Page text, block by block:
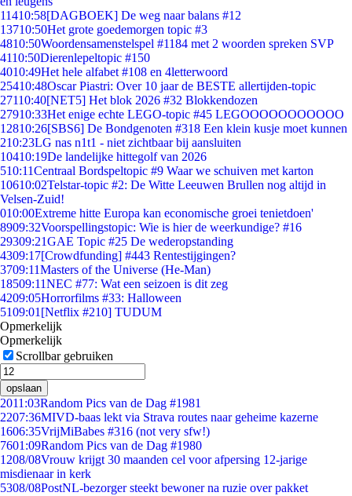
11410:58[DAGBOEK] De weg naar balans #12
13710:50Het grote goedemorgen topic #3
4810:50Woordensamenstelspel #1184 met 2 woorden spreken SVP
4110:50Dierenlepeltopic #150
4010:49Het hele alfabet #108 en 4letterwoord
25410:48Oscar Piastri: Over 10 jaar de BESTE allertijden-topic
27110:40[NET5] Het blok 2026 #32 Blokkendozen
27910:33Het enige echte LEGO-topic #45 LEGOOOOOOOOOOO
12810:26[SBS6] De Bondgenoten #318 Een klein kusje moet kunnen
210:23LG nas n1t1 - niet zichtbaar bij aansluiten
10410:19De landelijke hittegolf van 2026
510:11Centraal Bordspeltopic #9 Waar we schuiven met karton
10610:02Telstar-topic #2: De Witte Leeuwen Brullen nog altijd in
Velsen-Zuid!
010:00Extreme hitte Europa kan economische groei tenietdoen'
8909:32Voorspellingstopic: Wie is hier de weerkundige? #16
29309:21GAE Topic #25 De wederopstanding
4309:17[Crowdfunding] #443 Rentestijgingen?
3709:11Masters of the Universe (He-Man)
18509:11NEC #77: Wat een seizoen is dit zeg
4209:05Horrorfilms #33: Halloween
5109:01 [Netflix #210] TUDUM
Opmerkelijk
Opmerkelijk
Scrollbar gebruiken
opslaan
2011:03Random Pics van de Dag #1981
2207:36MIVD-baas lekt via Strava routes naar geheime kazerne
1606:35VrijMiBabes #316 (not very sfw!)
7601:09Random Pics van de Dag #1980
1208/08Vrouw krijgt 30 maanden cel voor afpersing 12-jarige
misdienaar in kerk
5308/08PostNL-bezorger steekt bewoner na ruzie over pakket